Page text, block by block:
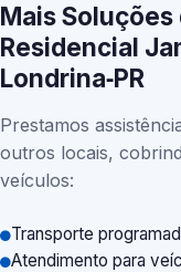
Mais
Residencial
Londrina‑PR
Prestamos
outros locais,
veículos:
Transporte
Atendimento para